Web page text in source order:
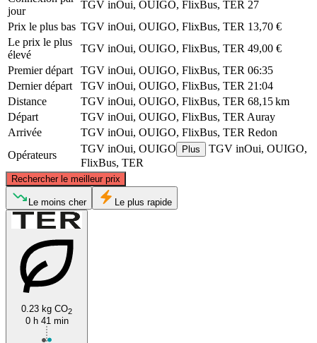
jour
TGV inOui, OUIGO, FlixBus, TER 27
Prix ​​le plus bas TGV inOui, OUIGO, FlixBus, TER 13,70 €
Le prix le plus
élevé
TGV inOui, OUIGO, FlixBus, TER 49,00 €
Premier départ
TGV inOui, OUIGO, FlixBus, TER 06:35
Dernier départ
TGV inOui, OUIGO, FlixBus, TER 21:04
Distance
TGV inOui, OUIGO, FlixBus, TER 68,15 km
Départ
TGV inOui, OUIGO, FlixBus, TER Auray
Arrivée
TGV inOui, OUIGO, FlixBus, TER Redon
Opérateurs
TGV inOui, OUIGO Plus
TGV inOui, OUIGO,
FlixBus, TER
Rechercher le meilleur prix
Auray
Le moins cher Le plus rapide
0.23 kg CO2
0 h 41 min